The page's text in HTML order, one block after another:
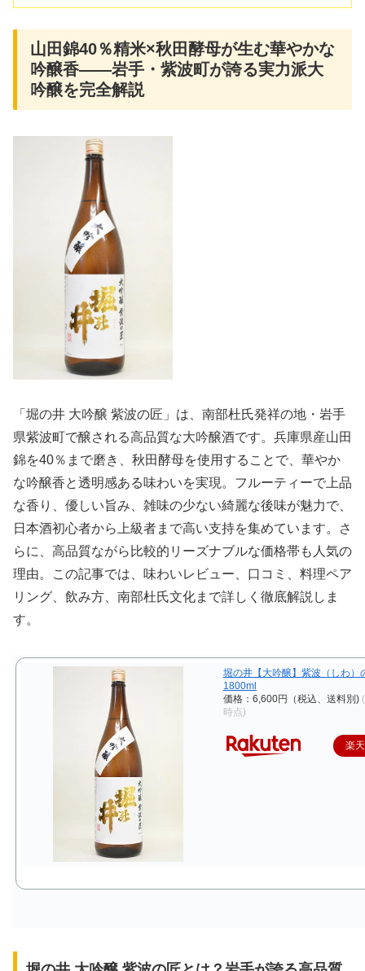
山田錦40％精米×秋田酵母が生む華やかな
吟醸香――岩手・紫波町が誇る実力派大
吟醸を完全解説
「堀の井 大吟醸 紫波の匠」は、南部杜氏発祥の地・岩手
県紫波町で醸される高品質な大吟醸酒です。兵庫県産山田
錦を40％まで磨き、秋田酵母を使用することで、華やか
な吟醸香と透明感ある味わいを実現。フルーティーで上品
な香り、優しい旨み、雑味の少ない綺麗な後味が魅力で、
日本酒初心者から上級者まで高い支持を集めています。さ
らに、高品質ながら比較的リーズナブルな価格帯も人気の
理由。この記事では、味わいレビュー、口コミ、料理ペア
リング、飲み方、南部杜氏文化まで詳しく徹底解説しま
す。
堀の井【大吟醸】紫波（しわ）
1800ml
価格：6,600円（税込、送料別)
時点)
楽